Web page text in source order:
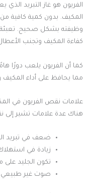
الفريون هو غاز التبريد
المكيف. بدون كمية كافية
وظيفته بشكل صحيح.
كفاءة المكيف وتجنب
كما أن الفريون يلعب دورًا
مما يحافظ على أداء
علامات نقص الفريون في
هناك عدة علامات تشير إلى
ضعف في تبريد
زيادة في
تكون الجليد على
صوت غير طبيعي